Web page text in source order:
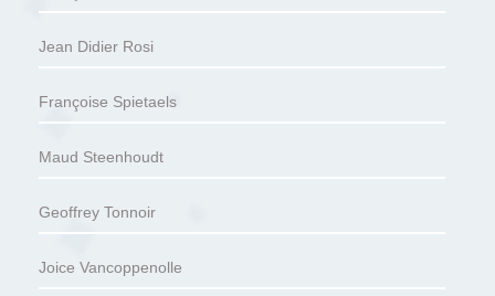
Jean Didier Rosi
Françoise Spietaels
Maud Steenhoudt
Geoffrey Tonnoir
Joice Vancoppenolle